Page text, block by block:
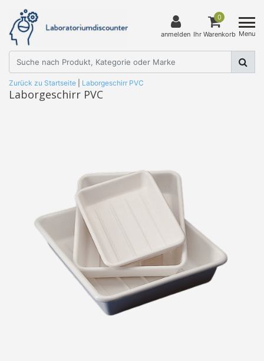
anmelden
0
Ihr Warenkorb Menu
Zurück zu Startseite Laborgeschirr PVC
Laborgeschirr PVC